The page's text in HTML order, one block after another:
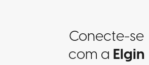
Conecte-se
com a Elgin